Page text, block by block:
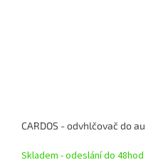
CARDOS - odvhlčovač do auta
Skladem - odeslání do 48hod